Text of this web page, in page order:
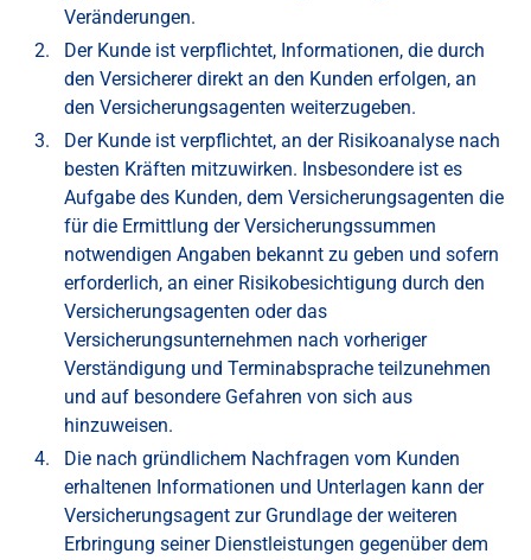
Veränderungen.
Der Kunde ist verpflichtet, Informationen, die durch
den Versicherer direkt an den Kunden erfolgen, an
den Versicherungsagenten weiterzugeben.
Der Kunde ist verpflichtet, an der Risikoanalyse nach
besten Kräften mitzuwirken. Insbesondere ist es
Aufgabe des Kunden, dem Versicherungsagenten die
für die Ermittlung der Versicherungssummen
notwendigen Angaben bekannt zu geben und sofern
erforderlich, an einer Risikobesichtigung durch den
Versicherungsagenten oder das
Versicherungsunternehmen nach vorheriger
Verständigung und Terminabsprache teilzunehmen
und auf besondere Gefahren von sich aus
hinzuweisen.
Die nach gründlichem Nachfragen vom Kunden
erhaltenen Informationen und Unterlagen kann der
Versicherungsagent zur Grundlage der weiteren
Erbringung seiner Dienstleistungen gegenüber dem